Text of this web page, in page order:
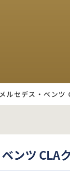
メルセデス・ベンツ
ンツ CLA